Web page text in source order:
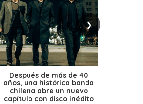
❯
Después de más de 40
años, una histórica banda
chilena abre un nuevo
capítulo con disco inédito